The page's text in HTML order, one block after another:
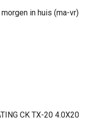
morgen in huis (ma-vr)
CK TX-20 4.0X20